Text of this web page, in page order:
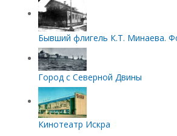
Бывший флигель К.Т. Минаева.
Город с Северной Двины
Кинотеатр Искра